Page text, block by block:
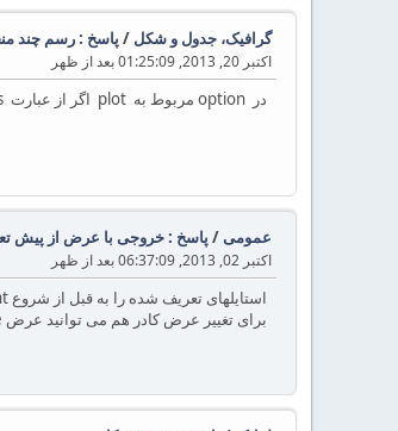
گرافیک، جدول و شکل / پاسخ : رسم چند
اکتبر 20, 2013, 01:25:09 بعد از ظهر
در option مربوط به plot اگر از عبارت only marks استفاده کنید فقط شکل مورد نظر برای نقاط رسم می شود اگر بخواهید نقاط به هم وصل نیز بشود این عبارت را حذف کنید
عمومی / پاسخ : خروجی با عرض از پیش
اکتبر 02, 2013, 06:37:09 بعد از ظهر
استایلهای تعریف شده را به قبل از شروع document منتقل کنید فاصله خالی سمت حذف می شود
برای تغییر عرض کادر هم می توانید عرض minipage را تغییر دهید